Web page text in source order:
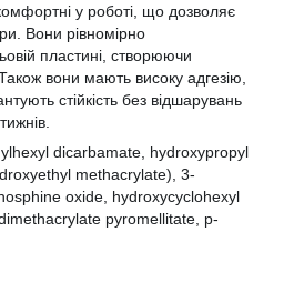
у роботі, що дозволяє
Вони рівномірно
пластині, створюючи
вони мають високу адгезію,
стійкість без відшарувань
dicarbamate, hydroxypropyl
methacrylate), 3-
oxide, hydroxycyclohexyl
pyromellitate, p-